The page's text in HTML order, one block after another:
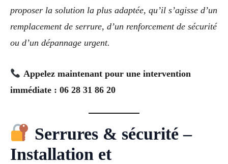
proposer la solution la plus adaptée, qu’il s’agisse d’un
remplacement de serrure, d’un renforcement de sécurité
ou d’un dépannage urgent.
Appelez maintenant pour une intervention
immédiate : 06 28 31 86 20
Serrures & sécurité –
Installation et